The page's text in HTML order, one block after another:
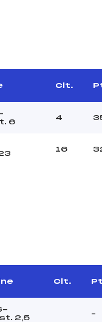
Clt.
6
4
16
Clt.
2,5
–